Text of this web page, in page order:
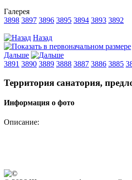
Галерея
3898 3897 3896 3895 3894 3893 3892
Назад
Дальше
3891 3890 3889 3888 3887 3886 3885
Территория санатория,
Информация о фото
Описание: